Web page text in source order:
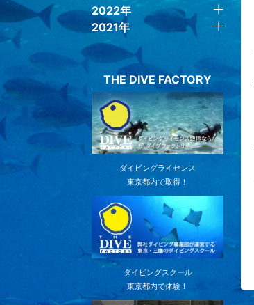
2022年
2021年
THE DIVE FACTORY
ダイビングライセンス
東京都内で取得！
ダイビングスクール
東京都内で体験！